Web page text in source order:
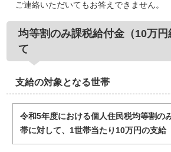
ご連絡いただいてもお答えできません。
均等割のみ課税給付金（10万
て
支給の対象となる世帯
令和5年度における個人住民税均等割の
帯に対して、1世帯当たり10万円の支給